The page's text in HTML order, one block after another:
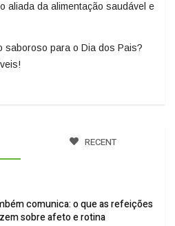
aliada da alimentação saudável e
saboroso para o Dia dos Pais?
RECENT
comunica: o que as refeições
sobre afeto e rotina